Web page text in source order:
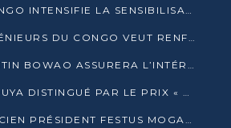
CHOLÉRA : LE CONGO INTENSIFIE LA SENSIBILISATION AU MARCHÉ DE TALANGAÏ
L’ORDRE DES INGÉNIEURS DU CONGO VEUT RENFORCER L’ÉTHIQUE ET LA CRÉDIBILITÉ DE LA PROFESSION
COSERCO : VALENTIN BOWAO ASSURERA L’INTÉRIM À LA TÊTE DU BUREAU EXÉCUTIF NATIONAL
MAMADI DOUMBOUYA DISTINGUÉ PAR LE PRIX « SUPER GRAND BÂTISSEUR BABACAR N’DIAYE »
BOTSWANA : L’ANCIEN PRÉSIDENT FESTUS MOGAE EST MORT À 86 ANS